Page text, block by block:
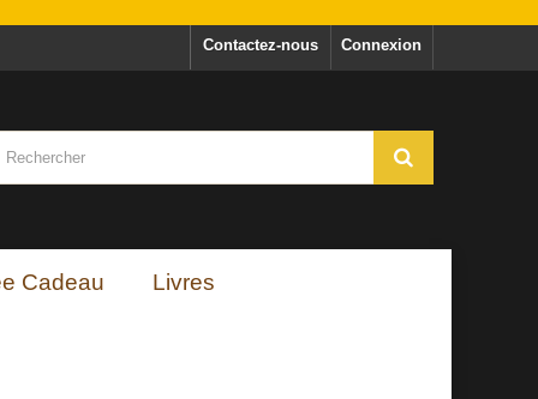
Connexion
Contactez-nous
Cadeau Livres